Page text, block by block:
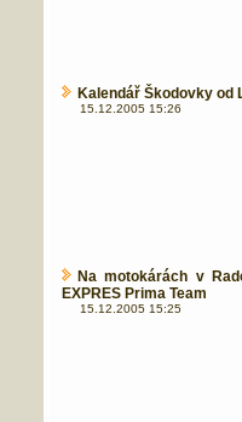
Kalendář Škodovky od
15.12.2005 15:26
Na motokárách v
EXPRES Prima Team
15.12.2005 15:25